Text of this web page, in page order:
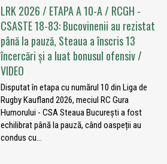
LRK 2026 / ETAPA A 10-A / RCGH -
CSASTE 18-83: Bucovinenii au rezistat
până la pauză, Steaua a înscris 13
încercări și a luat bonusul ofensiv /
VIDEO
Disputat în etapa cu numărul 10 din Liga de
Rugby Kaufland 2026, meciul RC Gura
Humorului - CSA Steaua București a fost
echilibrat până la pauză, când oaspeții au
condus cu...